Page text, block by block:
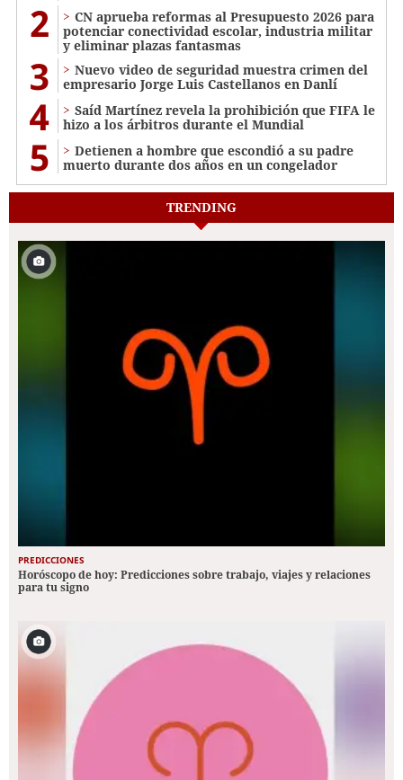
2
CN aprueba reformas al Presupuesto 2026 para
potenciar conectividad escolar, industria militar
y eliminar plazas fantasmas
3
Nuevo video de seguridad muestra crimen del
empresario Jorge Luis Castellanos en Danlí
4
Saíd Martínez revela la prohibición que FIFA le
hizo a los árbitros durante el Mundial
5
Detienen a hombre que escondió a su padre
muerto durante dos años en un congelador
TRENDING
PREDICCIONES
Horóscopo de hoy: Predicciones sobre trabajo, viajes y relaciones
para tu signo